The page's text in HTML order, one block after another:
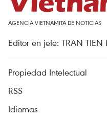
AGENCIA VIETNAMITA DE NOTICIAS
Editor en jefe: TRAN TIEN
Propiedad Intelectual
RSS
Idiomas